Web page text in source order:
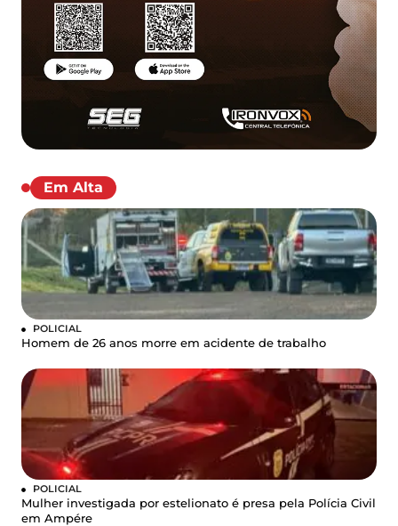
Em Alta
POLICIAL
Homem de 26 anos morre em acidente de trabalho
POLICIAL
Mulher investigada por estelionato é presa pela Polícia Civil
em Ampére